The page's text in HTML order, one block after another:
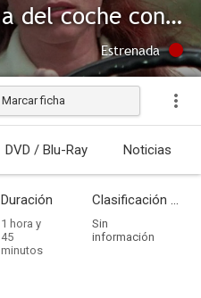
La dama del coche con gafas y un fusil
Estrenada
Marcar ficha
DVD / Blu-Ray Noticias
Duración
1 hora y
45
minutos
Clasificación por edades
Sin
información